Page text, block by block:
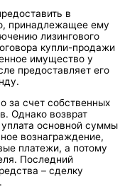
в
принадлежащее ему
лизингового
купли-продажи
имущество у
предоставляет его
за счет собственных
Однако возврат
основной суммы
вознаграждение,
платежи, а потому
Последний
– сделку